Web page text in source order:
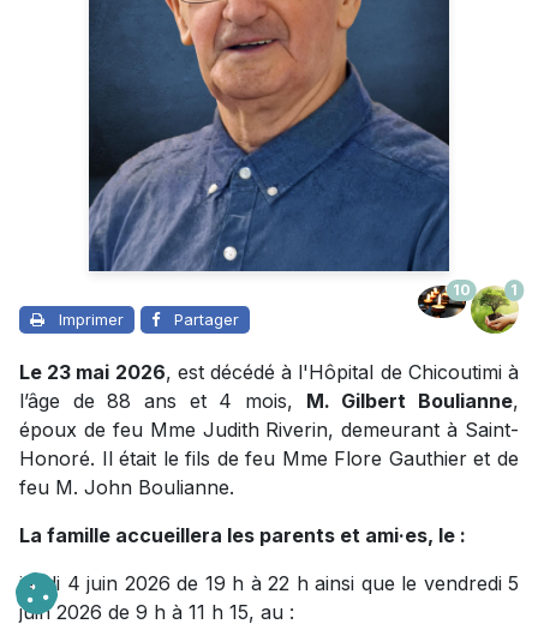
Imprimer Partager
10 1
Le 23 mai 2026, est décédé à l'Hôpital de Chicoutimi à
l’âge de 88 ans et 4 mois, M. Gilbert Boulianne,
époux de feu Mme Judith Riverin, demeurant à Saint-
Honoré. Il était le fils de feu Mme Flore Gauthier et de
feu M. John Boulianne.
La famille accueillera les parents et ami·es, le :
jeudi 4 juin 2026 de 19 h à 22 h ainsi que le vendredi 5
juin 2026 de 9 h à 11 h 15, au :